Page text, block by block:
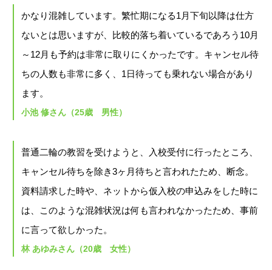
かなり混雑しています。繁忙期になる1月下旬以降は仕方
ないとは思いますが、比較的落ち着いているであろう10月
～12月も予約は非常に取りにくかったです。キャンセル待
ちの人数も非常に多く、1日待っても乗れない場合があり
ます。
小池 修さん（25歳 男性）
普通二輪の教習を受けようと、入校受付に行ったところ、
キャンセル待ちを除き3ヶ月待ちと言われたため、断念。
資料請求した時や、ネットから仮入校の申込みをした時に
は、このような混雑状況は何も言われなかったため、事前
に言って欲しかった。
林 あゆみさん（20歳 女性）